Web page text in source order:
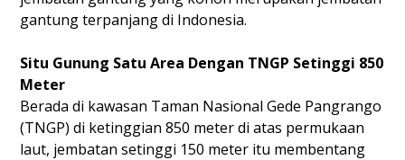
gantung terpanjang di Indonesia.
Situ Gunung Satu Area Dengan TNGP Setinggi 850
Meter
Berada di kawasan Taman Nasional Gede Pangrango
(TNGP) di ketinggian 850 meter di atas permukaan
laut, jembatan setinggi 150 meter itu membentang